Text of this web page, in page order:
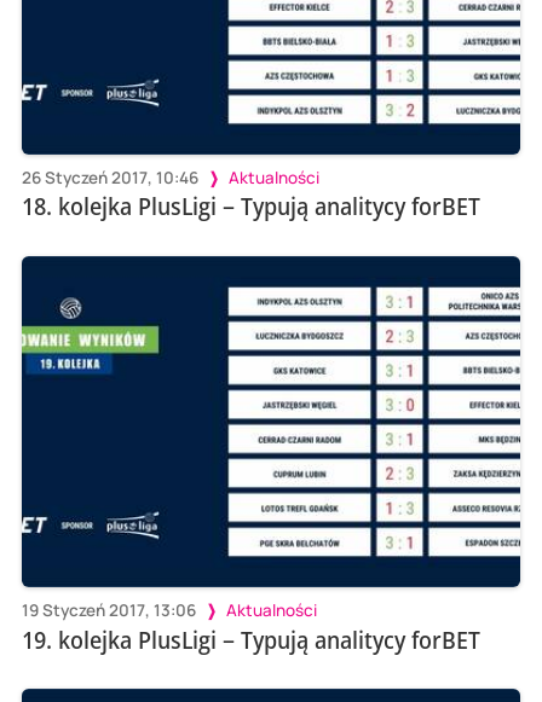
26 Styczeń 2017, 10:46 Aktualności
18. kolejka PlusLigi – Typują analitycy forBET
19 Styczeń 2017, 13:06 Aktualności
19. kolejka PlusLigi – Typują analitycy forBET